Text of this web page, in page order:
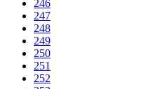
246
247
248
249
250
251
252